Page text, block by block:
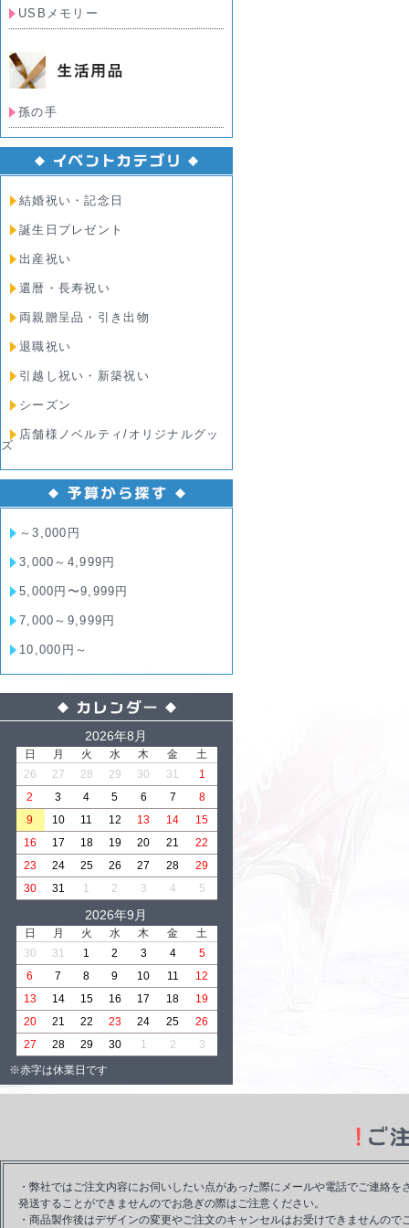
USBメモリー
孫の手
結婚祝い・記念日
誕生日プレゼント
出産祝い
還暦・長寿祝い
両親贈呈品・引き出物
退職祝い
引越し祝い・新築祝い
シーズン
店舗様ノベルティ/オリジナルグッ
ズ
～3,000円
3,000～4,999円
5,000円〜9,999円
7,000～9,999円
10,000円～
2026年8月
日 月 火 水 木 金
土
26
27 28 29 30 31 1
2 3 4 5 6 7 8
9 10 11 12 13 14 15
16 17 18 19 20 21 22
23 24 25 26 27 28 29
30 31 1 2 3 4 5
2026年9月
日 月 火 水 木 金
土
30
31 1 2 3 4 5
6 7 8 9 10 11 12
13 14 15 16 17 18 19
20 21 22 23 24 25 26
27 28 29 30 1 2 3
※赤字は休業日です
・弊社ではご注文内容にお伺いしたい点があった際にメールや電話でご連絡
発送することができませんのでお急ぎの際はご注意ください。
・商品製作後はデザインの変更やご注文のキャンセルはお受けできませんので